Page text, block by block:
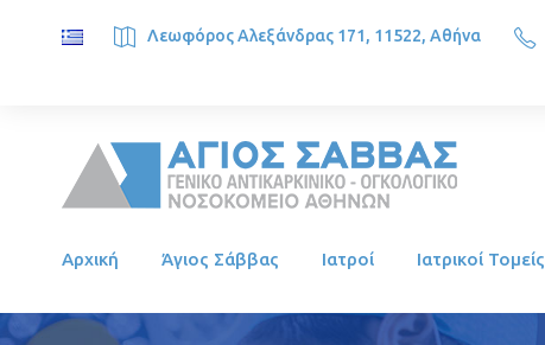
Λεωφόρος Αλεξάνδρας 171, 11522, Αθήνα
Αρχική Άγιος Σάββας Ιατροί Ιατρικοί Τομείς